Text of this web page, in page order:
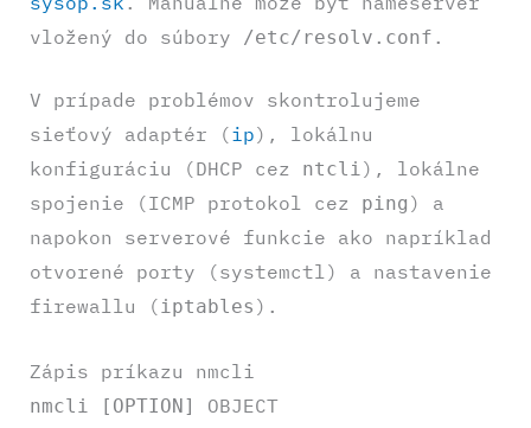
vložený do súbory /etc/resolv.conf .
V prípade problémov skontrolujeme
sieťový adaptér (ip), lokálnu
konfiguráciu (DHCP cez ntcli), lokálne
spojenie (ICMP protokol cez ping ) a
napokon serverové funkcie ako napríklad
otvorené porty (systemctl) a nastavenie
firewallu (iptables ).
Zápis príkazu nmcli
nmcli [OPTION] OBJECT